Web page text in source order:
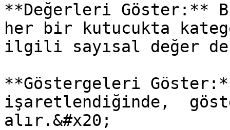
**Değerleri Göster:**
her bir kutucukta
ilgili sayısal değer
**Göstergeleri
işaretlendiğinde,
alır.&#x20;